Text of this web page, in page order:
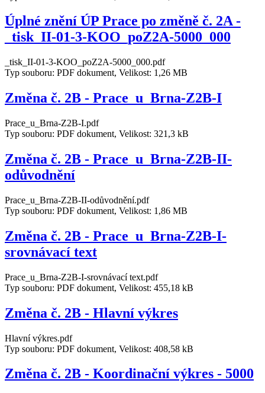
Úplné znění ÚP Prace po změně č. 2A -
_tisk_II-01-3-KOO_poZ2A-5000_000
_tisk_II-01-3-KOO_poZ2A-5000_000.pdf
Typ souboru: PDF dokument, Velikost: 1,26 MB
Změna č. 2B - Prace_u_Brna-Z2B-I
Prace_u_Brna-Z2B-I.pdf
Typ souboru: PDF dokument, Velikost: 321,3 kB
Změna č. 2B - Prace_u_Brna-Z2B-II-
odůvodnění
Prace_u_Brna-Z2B-II-odůvodnění.pdf
Typ souboru: PDF dokument, Velikost: 1,86 MB
Změna č. 2B - Prace_u_Brna-Z2B-I-
srovnávací text
Prace_u_Brna-Z2B-I-srovnávací text.pdf
Typ souboru: PDF dokument, Velikost: 455,18 kB
Změna č. 2B - Hlavní výkres
Hlavní výkres.pdf
Typ souboru: PDF dokument, Velikost: 408,58 kB
Změna č. 2B - Koordinační výkres - 5000